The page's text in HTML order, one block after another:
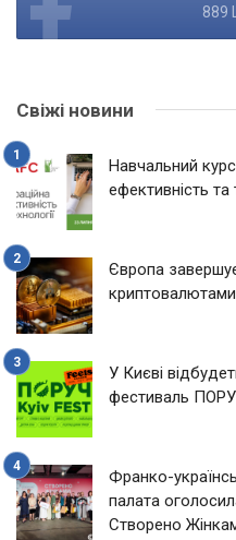
889
Свіжі новини
Навчальний
ефективність та
Європа
У Києві
фестиваль
Франко-
палата
Створено